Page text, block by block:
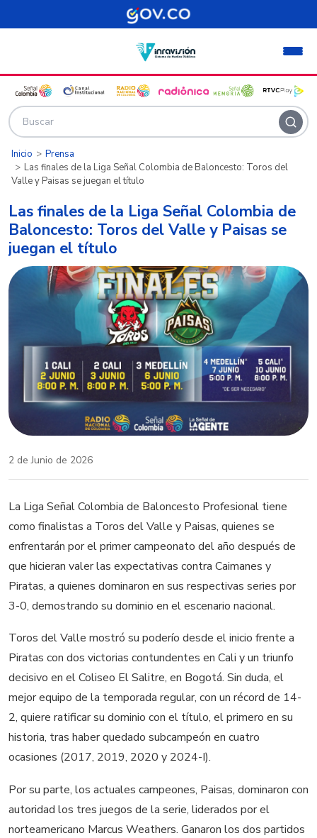
Pasar al contenido principal
Inicio
Prensa
Las finales de la Liga Señal Colombia de Baloncesto: Toros del
Valle y Paisas se juegan el título
Las finales de la Liga Señal Colombia de
Baloncesto: Toros del Valle y Paisas se
juegan el título
2 de Junio de 2026
La Liga Señal Colombia de Baloncesto Profesional tiene
como finalistas a Toros del Valle y Paisas, quienes se
enfrentarán por el primer campeonato del año después de
que hicieran valer las expectativas contra Caimanes y
Piratas, a quienes dominaron en sus respectivas series por
3-0, demostrando su dominio en el escenario nacional.
Toros del Valle mostró su poderío desde el inicio frente a
Piratas con dos victorias contundentes en Cali y un triunfo
decisivo en el Coliseo El Salitre, en Bogotá. Sin duda, el
mejor equipo de la temporada regular, con un récord de 14-
2, quiere ratificar su dominio con el título, el primero en su
historia, tras haber quedado subcampeón en cuatro
ocasiones (2017, 2019, 2020 y 2024-I).
Por su parte, los actuales campeones, Paisas, dominaron con
autoridad los tres juegos de la serie, liderados por el
norteamericano Marcus Weathers. Ganaron los dos partidos